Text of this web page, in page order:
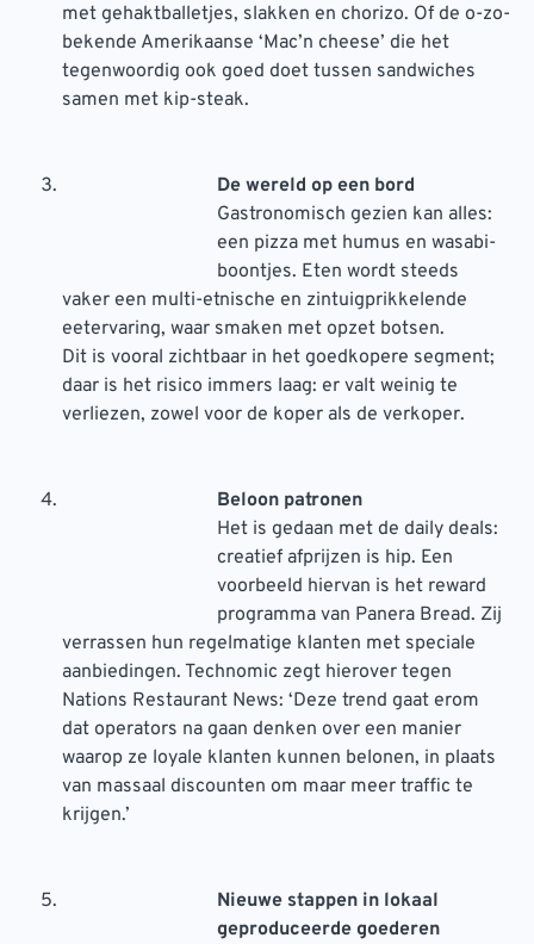
met gehaktballetjes, slakken en chorizo. Of de o-zo-
bekende Amerikaanse ‘Mac’n cheese’ die het
tegenwoordig ook goed doet tussen sandwiches
samen met kip-steak.
De wereld op een bord
Gastronomisch gezien kan alles:
een pizza met humus en wasabi-
boontjes. Eten wordt steeds
vaker een multi-etnische en zintuigprikkelende
eetervaring, waar smaken met opzet botsen.
Dit is vooral zichtbaar in het goedkopere segment;
daar is het risico immers laag: er valt weinig te
verliezen, zowel voor de koper als de verkoper.
Beloon patronen
Het is gedaan met de daily deals:
creatief afprijzen is hip. Een
voorbeeld hiervan is het reward
programma van Panera Bread. Zij
verrassen hun regelmatige klanten met speciale
aanbiedingen. Technomic zegt hierover tegen
Nations Restaurant News: ‘Deze trend gaat erom
dat operators na gaan denken over een manier
waarop ze loyale klanten kunnen belonen, in plaats
van massaal discounten om maar meer traffic te
krijgen.’
Nieuwe stappen in lokaal
geproduceerde goederen